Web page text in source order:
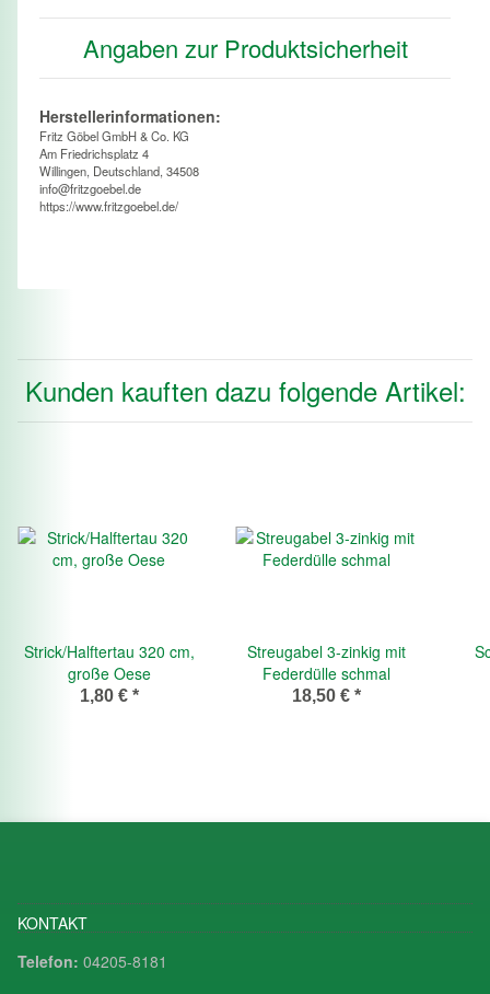
Angaben zur Produktsicherheit
Herstellerinformationen:
Fritz Göbel GmbH & Co. KG
Am Friedrichsplatz 4
Willingen, Deutschland, 34508
info@fritzgoebel.de
https://www.fritzgoebel.de/
Kunden kauften dazu folgende Artikel:
Strick/Halftertau 320 cm,
große Oese
1,80 € *
Streugabel 3-zinkig mit
Federdülle schmal
18,50 € *
KONTAKT
Telefon: 04205-8181